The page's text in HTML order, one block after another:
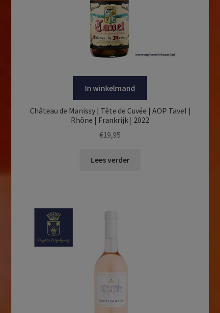
In winkelmand
Château de Manissy | Tête de Cuvée | AOP Tavel |
Rhône | Frankrijk | 2022
€19,95
Lees verder